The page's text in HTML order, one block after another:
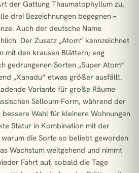
der Gattung Thaumatophyllum zu,
drei Bezeichnungen begegnen –
Auch der deutsche Name
Der Zusatz „Atom“ kennzeichnet
mit den krausen Blättern; eng
gedrungenen Sorten „Super Atom“
„Xanadu“ etwas größer ausfällt.
Variante für große Räume
Selloum-Form, während der
Wahl für kleinere Wohnungen
Statur in Kombination mit der
die Sorte so beliebt geworden
Wachstum weitgehend und nimmt
Fahrt auf, sobald die Tage